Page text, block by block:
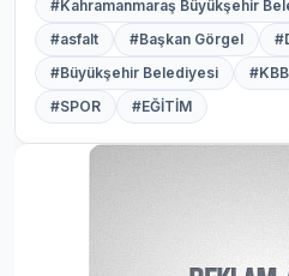
#Kahramanmaraş Büyükşehir
#asfalt
#Başkan Görgel
#Büyükşehir Belediyesi
#KBB
#SPOR
#EĞİTİM